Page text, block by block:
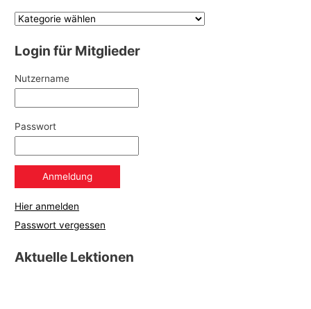
Login für Mitglieder
Nutzername
Passwort
Hier anmelden
Passwort vergessen
Aktuelle Lektionen